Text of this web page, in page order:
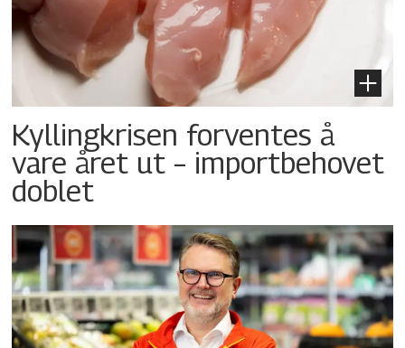
Kyllingkrisen forventes å
vare året ut – importbehovet
doblet